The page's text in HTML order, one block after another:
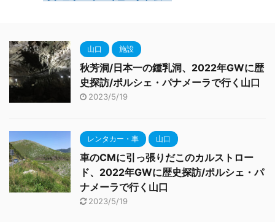
山口 施設
秋芳洞/日本一の鍾乳洞、2022年GWに歴
史探訪/ポルシェ・パナメーラで行く山口
2023/5/19
レンタカー・車 山口
車のCMに引っ張りだこのカルストロー
ド、2022年GWに歴史探訪/ポルシェ・パ
ナメーラで行く山口
2023/5/19